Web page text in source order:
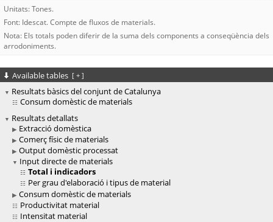
Unitats: Tones.
Font: Idescat. Compte de fluxos de materials.
Nota: Els totals poden diferir de la suma dels components a conseqüència dels
arrodoniments.
Available tables [ + ]
Resultats bàsics del conjunt de Catalunya
Consum domèstic de materials
Resultats detallats
Extracció domèstica
Comerç físic de materials
Output domèstic processat
Input directe de materials
Total i indicadors
Per grau d'elaboració i tipus de material
Consum domèstic de materials
Productivitat material
Intensitat material